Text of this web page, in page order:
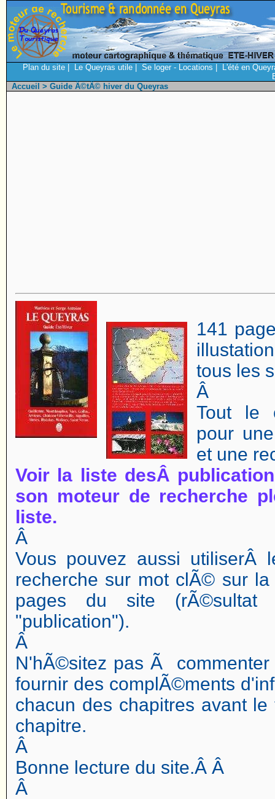
Plan du site Le Queyras utile Se loger - Locations
L'été en
Accueil > Guide Ã©tÃ© hiver du Queyras
141
tous les
Â
Tout le
pour
et une
Voir la liste desÂ
son moteur de recherche
liste.
Â
Vous pouvez aussi utiliserÂ
recherche sur mot clÃ© sur
pages du site (rÃ©sultat
"publication").
Â
N'hÃ©sitez pas Ã
fournir des complÃ©ments
chacun des chapitres avant
chapitre.
Â
Bonne lecture du site.Â Â
Â